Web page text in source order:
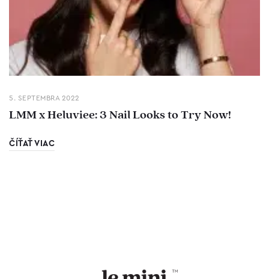
5. SEPTEMBRA 2022
LMM x Heluviee: 3 Nail Looks to Try Now!
ČÍŤAŤ VIAC